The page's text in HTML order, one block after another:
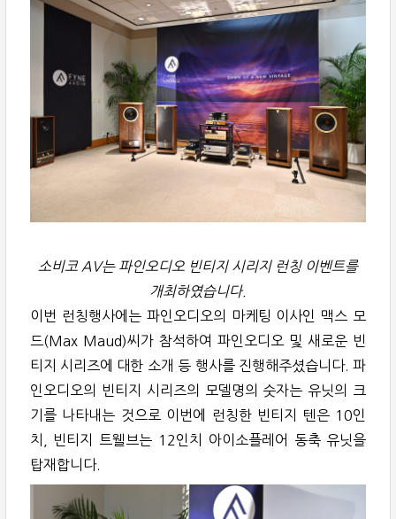
소비코 AV는 파인오디오 빈티지 시리지 런칭 이벤트를
개최하였습니다.
이번 런칭행사에는 파인오디오의 마케팅 이사인 맥스 모
드(Max Maud)씨가 참석하여 파인오디오 및 새로운 빈
티지 시리즈에 대한 소개 등 행사를 진행해주셨습니다. 파
인오디오의 빈티지 시리즈의 모델명의 숫자는 유닛의 크
기를 나타내는 것으로 이번에 런칭한 빈티지 텐은 10인
치, 빈티지 트웰브는 12인치 아이소플레어 동축 유닛을
탑재합니다.